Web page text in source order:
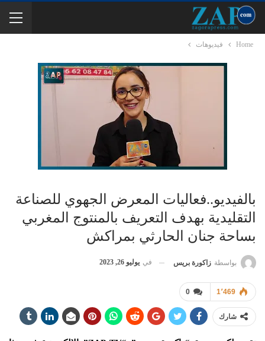
Home فيديوهات
بالفيديو..فعاليات المعرض الجهوي للصناعة
التقليدية بهدف التعريف بالمنتوج المغربي
بساحة جنان الحارثي بمراكش
بواسطة زاكورة بريس في يوليو 26, 2023
0 1٬469
شارك